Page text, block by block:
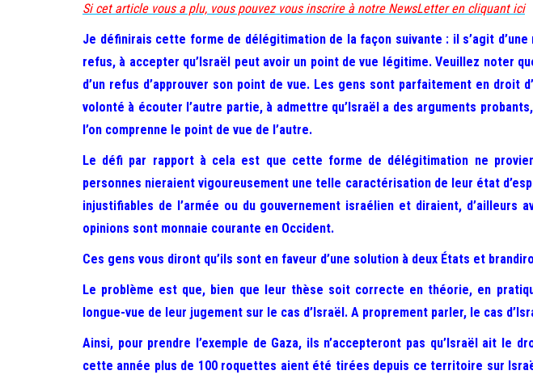
Si cet article vous a plu, vous pouvez vous inscrire à notre NewsLetter en cliquant ici
Je définirais cette forme de délégitimation de la façon suivante : il s’agit
refus, à accepter qu’Israël peut avoir un point de vue légitime. Veuillez noter
d’un refus d’approuver son point de vue. Les gens sont parfaitement en droit
volonté à écouter l’autre partie, à admettre qu’Israël a des arguments
l’on comprenne le point de vue de l’autre.
Le défi par rapport à cela est que cette forme de délégitimation ne
personnes nieraient vigoureusement une telle caractérisation de leur état
injustifiables de l’armée ou du gouvernement israélien et diraient,
opinions sont monnaie courante en Occident.
Ces gens vous diront qu’ils sont en faveur d’une solution à deux États et
Le problème est que, bien que leur thèse soit correcte en théorie, en
longue-vue de leur jugement sur le cas d’Israël. A proprement parler, le cas
Ainsi, pour prendre l’exemple de Gaza, ils n’accepteront pas qu’Israël ait
cette année plus de 100 roquettes aient été tirées depuis ce territoire sur